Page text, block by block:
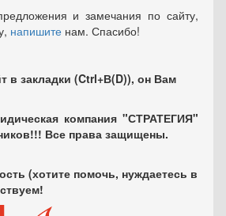
и замечания по сайту,
напишите нам. Спасибо!
в закладки (Ctrl+В(D)), он Вам
компания "СТРАТЕГИЯ"
Все права защищены.
(хотите помочь, нуждаетесь в